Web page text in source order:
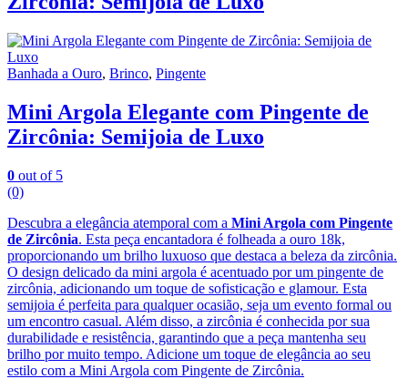
Banhada a Ouro, Brinco, Pingente
Mini Argola Elegante com Pingente de
Zircônia: Semijoia de Luxo
0 out of 5
(0)
Descubra a elegância atemporal com a Mini Argola com Pingente
de Zircônia. Esta peça encantadora é folheada a ouro 18k,
proporcionando um brilho luxuoso que destaca a beleza da zircônia.
O design delicado da mini argola é acentuado por um pingente de
zircônia, adicionando um toque de sofisticação e glamour. Esta
semijoia é perfeita para qualquer ocasião, seja um evento formal ou
um encontro casual. Além disso, a zircônia é conhecida por sua
durabilidade e resistência, garantindo que a peça mantenha seu
brilho por muito tempo. Adicione um toque de elegância ao seu
estilo com a Mini Argola com Pingente de Zircônia.